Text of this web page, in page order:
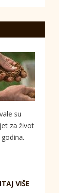
su
za život
VIŠE